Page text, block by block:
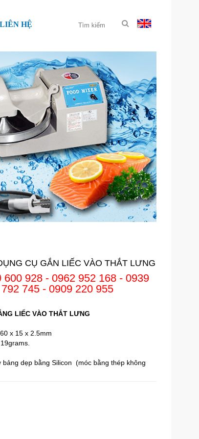
LIÊN HỆ
CỤ GẮN LIẾC VÀO THẮT LƯNG
600 928 - 0962 952 168 - 0939
792 745 - 0909 220 955
LIẾC VÀO THẮT LƯNG
x 15 x 2.5mm
bảng dẹp bằng Silicon (móc bằng thép không